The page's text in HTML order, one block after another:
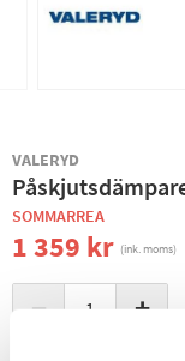
VALERYD
SOMMARREA
1 359 kr (ink. moms)
− +